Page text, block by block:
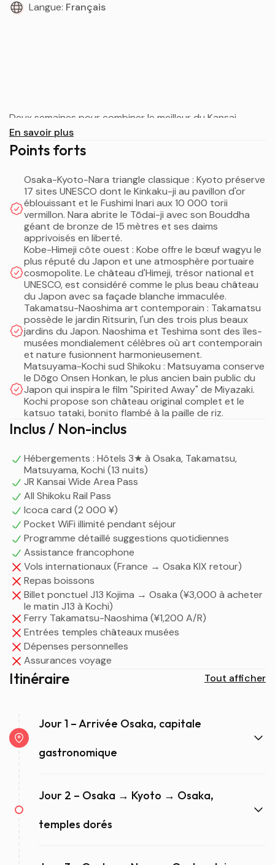
Langue: Français
Deux semaines pour combiner le meilleur du Kansai
classique et de Shikoku authentique. Le Kansai
concentre l'essence culturelle du Japon ancien : Kyoto et
métropole gastronomique, Kobe la ville portuaire
élégante, Himeji et son château blanc spectaculaire.
Shikoku, la plus petite et la moins visitée des quatre îles
principales, préserve une authenticité rare : le pèlerinage
des 88 temples, les îles d'art contemporain de la mer
Intérieure, les villages préservés, les onsen millénaires, et
une nature généreuse. Cette combinaison offre un
équilibre parfait entre patrimoine UNESCO
incontournable et découvertes hors des sentiers battus.
Le circuit commence par cinq jours dans le triangle
classique Osaka-Kyoto-Nara avec une base unique
confortable à Osaka, puis traverse vers Shikoku pour
sept jours d'exploration de Takamatsu à Kochi, avant de
revenir à Osaka. Vous découvrirez les temples dorés de
Kyoto, le grand Bouddha de Nara, le château blanc
d'Himeji, les îles d'art de Naoshima et Teshima, le
sanctuaire Konpira aux 1 368 marches, le Dōgo Onsen
millénaire de Matsuyama, et le château original de Kochi.
complémentaires du Japon : la richesse culturelle
millénaire du Kansai et l'authenticité préservée de
Shikoku.
En savoir plus
Points forts
Osaka-Kyoto-Nara triangle classique : Kyoto préserve
17 sites UNESCO dont le Kinkaku-ji au pavillon d'or
éblouissant et le Fushimi Inari aux 10 000 torii
vermillon. Nara abrite le Tōdai-ji avec son Bouddha
géant de bronze de 15 mètres et ses daims
apprivoisés en liberté.
Kobe-Himeji côte ouest : Kobe offre le bœuf wagyu le
plus réputé du Japon et une atmosphère portuaire
cosmopolite. Le château d'Himeji, trésor national et
UNESCO, est considéré comme le plus beau château
du Japon avec sa façade blanche immaculée.
Takamatsu-Naoshima art contemporain : Takamatsu
possède le jardin Ritsurin, l'un des trois plus beaux
jardins du Japon. Naoshima et Teshima sont des îles-
musées mondialement célèbres où art contemporain
et nature fusionnent harmonieusement.
Matsuyama-Kochi sud Shikoku : Matsuyama conserve
le Dōgo Onsen Honkan, le plus ancien bain public du
Japon qui inspira le film "Spirited Away" de Miyazaki.
Kochi propose son château original complet et le
katsuo tataki, bonito flambé à la paille de riz.
Inclus / Non-inclus
Hébergements : Hôtels 3★ à Osaka, Takamatsu,
Matsuyama, Kochi (13 nuits)
JR Kansai Wide Area Pass
All Shikoku Rail Pass
Icoca card (2 000 ¥)
Pocket WiFi illimité pendant séjour
Programme détaillé suggestions quotidiennes
Assistance francophone
Vols internationaux (France → Osaka KIX retour)
Repas boissons
Billet ponctuel J13 Kojima → Osaka (¥3,000 à acheter
le matin J13 à Kochi)
Ferry Takamatsu-Naoshima (¥1,200 A/R)
Entrées temples châteaux musées
Dépenses personnelles
Assurances voyage
Itinéraire Tout afficher
Jour 1 – Arrivée Osaka, capitale
gastronomique
Jour 2 – Osaka → Kyoto → Osaka,
temples dorés